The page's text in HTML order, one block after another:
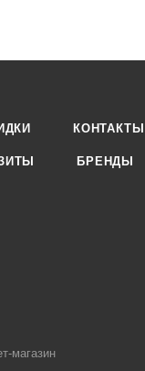
КОНТАКТЫ
БРЕНДЫ
магазин